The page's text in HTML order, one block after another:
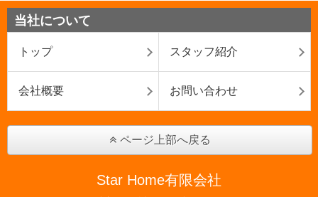
当社について
トップ スタッフ紹介
会社概要 お問い合わせ
ページ上部へ戻る
Star Home有限会社